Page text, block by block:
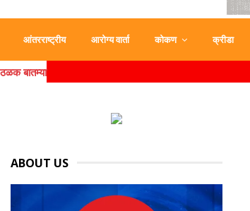
आंतरराष्ट्रीय आरोग्य वार्ता कोकण क्रीडा
ठळक बातम्या
ABOUT US